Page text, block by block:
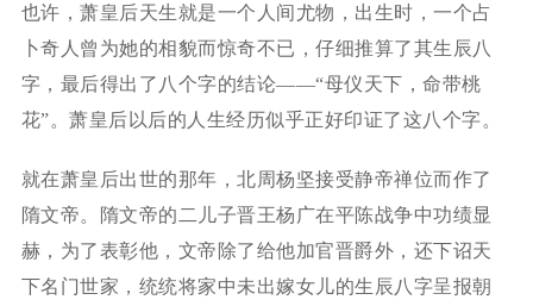
也许，萧皇后天生就是一个人间尤物，出生时，一个占
卜奇人曾为她的相貌而惊奇不已，仔细推算了其生辰八
字，最后得出了八个字的结论——“母仪天下，命带桃
花”。萧皇后以后的人生经历似乎正好印证了这八个字。
就在萧皇后出世的那年，北周杨坚接受静帝禅位而作了
隋文帝。隋文帝的二儿子晋王杨广在平陈战争中功绩显
赫，为了表彰他，文帝除了给他加官晋爵外，还下诏天
下名门世家，统统将家中未出嫁女儿的生辰八字呈报朝